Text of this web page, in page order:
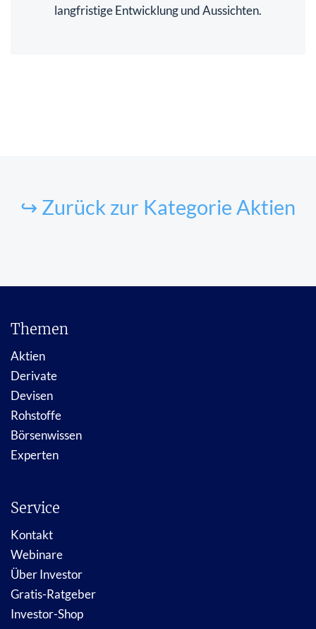
langfristige Entwicklung und Aussichten.
↪ Zurück zur Kategorie Aktien
Themen
Aktien
Derivate
Devisen
Rohstoffe
Börsenwissen
Experten
Service
Kontakt
Webinare
Über Investor
Gratis-Ratgeber
Investor-Shop